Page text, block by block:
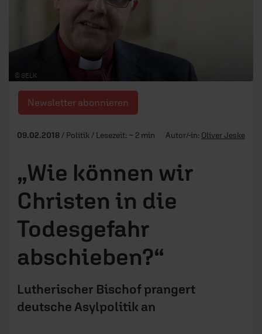
MENSCHEN
TEAM
© SELK
Newsletter abonnieren
09.02.2018 / Politik / Lesezeit: ~ 2 min Autor/-in: Oliver Jeske
„Wie können wir
Christen in die
Todesgefahr
abschieben?“
Lutherischer Bischof prangert
deutsche Asylpolitik an